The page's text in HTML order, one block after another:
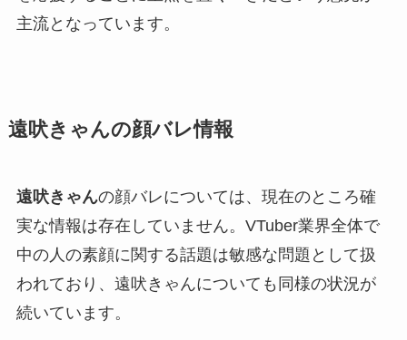
主流となっています。
遠吠きゃんの顔バレ情報
遠吠きゃんの顔バレについては、現在のところ確
実な情報は存在していません。VTuber業界全体で
中の人の素顔に関する話題は敏感な問題として扱
われており、遠吠きゃんについても同様の状況が
続いています。